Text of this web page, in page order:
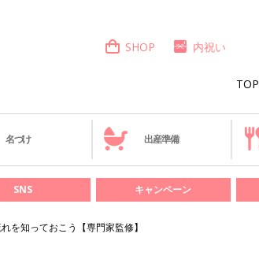
TOP
SHOP 内祝い
名づけ 出産準備
SNS キャンペーン
を知っておこう【専門家監修】